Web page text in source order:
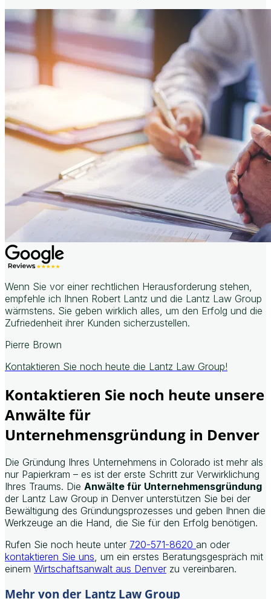
Wenn Sie vor einer rechtlichen Herausforderung stehen,
empfehle ich Ihnen Robert Lantz und die Lantz Law Group
wärmstens. Sie geben wirklich alles, um den Erfolg und die
Zufriedenheit ihrer Kunden sicherzustellen.
Pierre Brown
Kontaktieren Sie noch heute die Lantz Law Group!
Kontaktieren Sie noch heute unsere
Anwälte für
Unternehmensgründung in Denver
Die Gründung Ihres Unternehmens in Colorado ist mehr als
nur Papierkram – es ist der erste Schritt zur Verwirklichung
Ihres Traums. Die Anwälte für Unternehmensgründung
der Lantz Law Group in Denver unterstützen Sie bei der
Bewältigung des Gründungsprozesses und geben Ihnen die
Werkzeuge an die Hand, die Sie für den Erfolg benötigen.
Rufen Sie noch heute unter 720-571-8620 an oder
kontaktieren Sie uns, um ein erstes Beratungsgespräch mit
einem Wirtschaftsanwalt aus Denver zu vereinbaren.
Mehr von der Lantz Law Group